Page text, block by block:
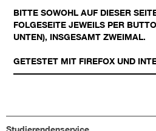
BITTE SOWOHL AUF DIESER
FOLGESEITE JEWEILS PER
UNTEN), INSGESAMT ZWEIMAL.
GETESTET MIT FIREFOX UND
Studierendenservice